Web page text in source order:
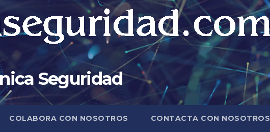
Seguridad
COLABORA CON NOSOTROS CONTACTA CON NOSOTROS